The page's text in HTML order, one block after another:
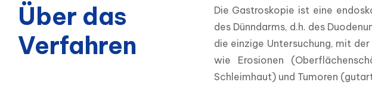
Über das
Verfahren
Die Gastroskopie ist eine
des Dünndarms, d.h. des
die einzige Untersuchung, mit
wie Erosionen
Schleimhaut) und Tumoren